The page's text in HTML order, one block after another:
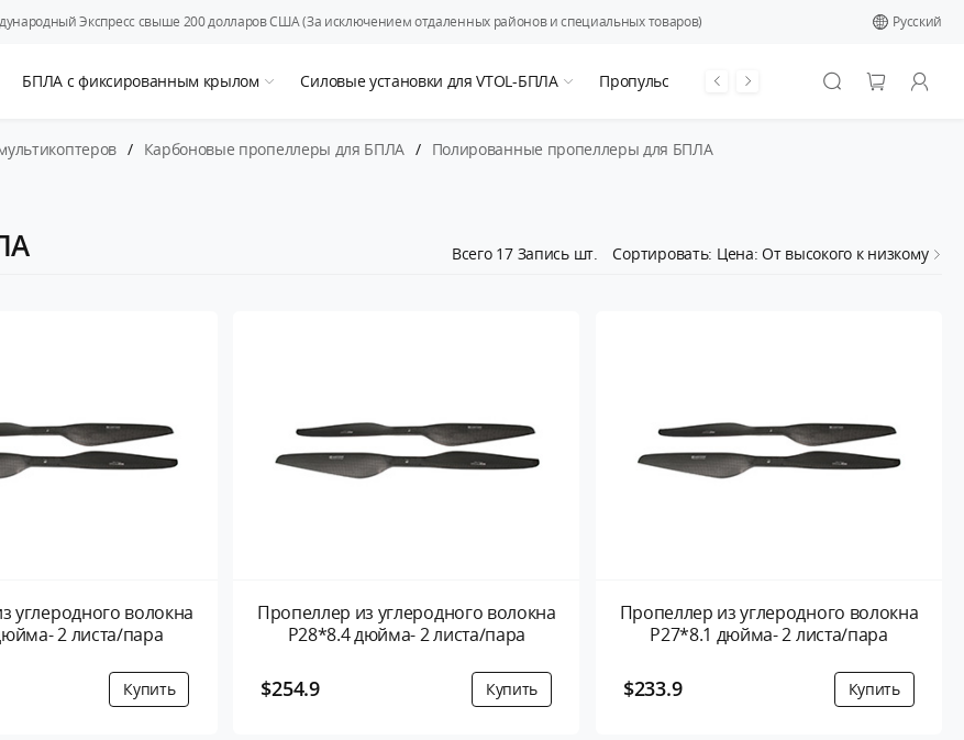
Экспресс свыше 200 долларов США (За исключением отдаленных районов и специальных товаров) Pусский
БПЛА с фиксированным крылом Силовые установки для VTOL-БПЛА Пропульсивная система
/ Карбоновые пропеллеры для БПЛА / Полированные пропеллеры для БПЛА
Всего 17Запись шт. Сортировать: Цена: От высокого к низкому
углеродного волокна
2 листа/пара
Пропеллер из углеродного волокна
P28*8.4 дюйма- 2 листа/пара
$254.9
Пропеллер из углеродного волокна
P27*8.1 дюйма- 2 листа/пара
$233.9